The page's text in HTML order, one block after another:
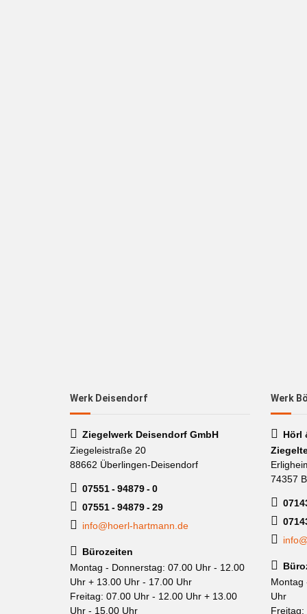
Werk Deisendorf
Ziegelwerk Deisendorf GmbH
Ziegeleistraße 20
88662 Überlingen-Deisendorf
07551 - 94879 - 0
07551 - 94879 - 29
info@hoerl-hartmann.de
Bürozeiten
Montag - Donnerstag: 07.00 Uhr - 12.00
Uhr + 13.00 Uhr - 17.00 Uhr
Freitag: 07.00 Uhr - 12.00 Uhr + 13.00
Uhr - 15.00 Uhr
Werk
Hörl
74357
Montag
Uhr
Freitag: